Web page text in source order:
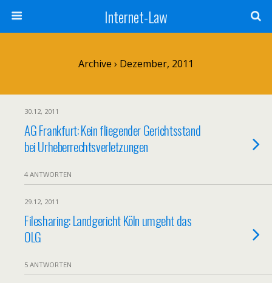
Internet-Law
Archive › Dezember, 2011
30.12, 2011
AG Frankfurt: Kein fliegender Gerichtsstand
bei Urheberrechtsverletzungen
4 ANTWORTEN
29.12, 2011
Filesharing: Landgericht Köln umgeht das
OLG
5 ANTWORTEN